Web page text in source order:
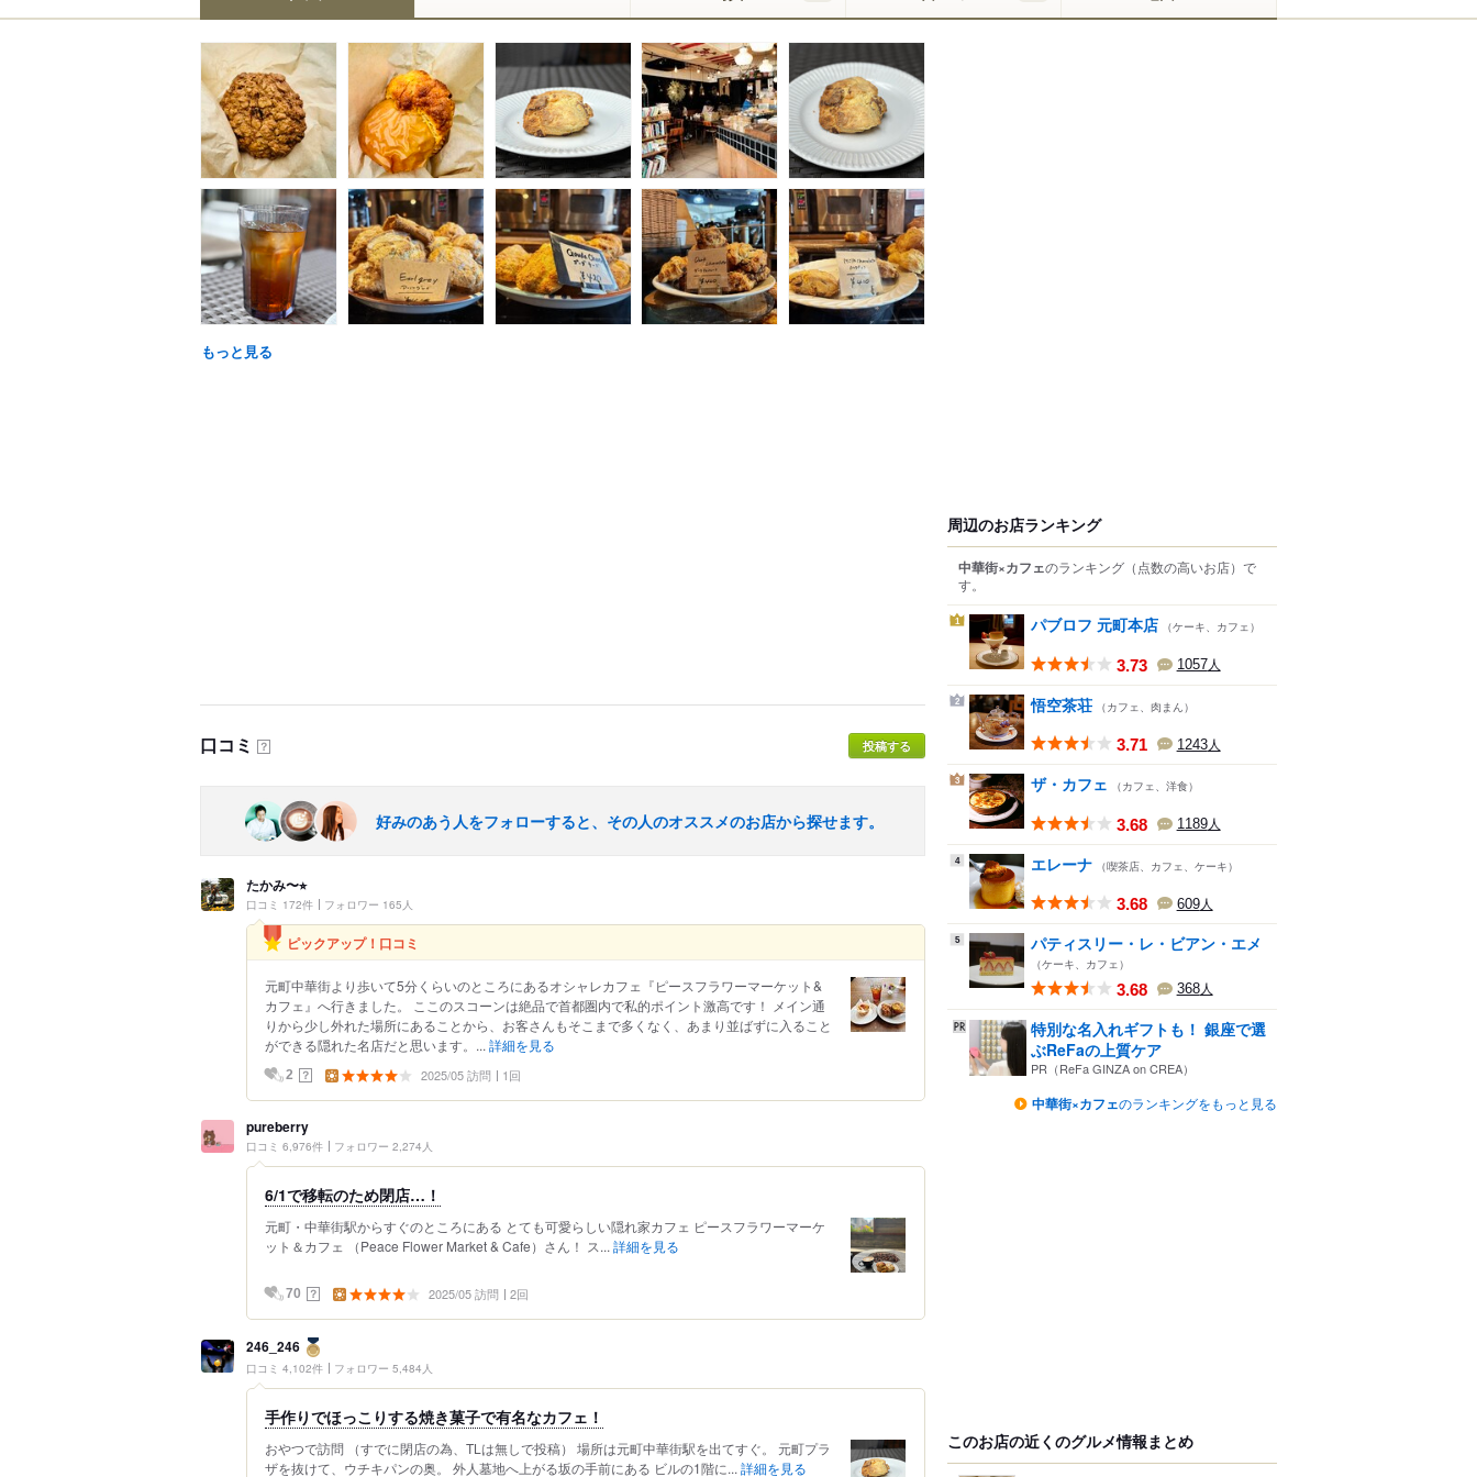
もっと見る
口コミ ？ 投稿する
好みのあう人をフォローすると、その人のオススメのお店から探せます。
たかみ〜⭐︎
口コミ 172件 フォロワー 165人
ピックアップ！口コミ
元町中華街より歩いて5分くらいのところにあるオシャレカフェ『ピースフラワーマーケット&
カフェ』へ行きました。 ここのスコーンは絶品で首都圏内で私的ポイント激高です！ メイン通
りから少し外れた場所にあることから、お客さんもそこまで多くなく、あまり並ばずに入ること
ができる隠れた名店だと思います。... 詳細を見る
2 ？ 2025/05 訪問 1回
pureberry
口コミ 6,976件 フォロワー 2,274人
6/1で移転のため閉店…！
元町・中華街駅からすぐのところにある とても可愛らしい隠れ家カフェ ピースフラワーマーケ
ット＆カフェ （Peace Flower Market & Cafe）さん！ ス... 詳細を見る
70 ？ 2025/05 訪問 2回
246_246
口コミ 4,102件 フォロワー 5,484人
手作りでほっこりする焼き菓子で有名なカフェ！
おやつで訪問 （すでに閉店の為、TLは無しで投稿） 場所は元町中華街駅を出てすぐ。 元町プラ
ザを抜けて、ウチキパンの奥。 外人墓地へ上がる坂の手前にある ビルの1階に... 詳細を見る
周辺のお店ランキング
中華街×カフェのランキング （点数の高いお店） で
す。
1 パブロフ 元町本店 （ケーキ、カフェ）
3.73 1057人
2 悟空茶荘 （カフェ、肉まん）
3.71 1243人
3 ザ・カフェ （カフェ、洋食）
3.68 1189人
4 エレーナ （喫茶店、カフェ、ケーキ）
3.68 609人
5 パティスリー・レ・ビアン・エメ
（ケーキ、カフェ）
3.68 368人
特別な名入れギフトも！ 銀座で選
ぶReFaの上質ケア
PR（ReFa GINZA on CREA）
中華街×カフェのランキングをもっと見る
このお店の近くのグルメ情報まとめ